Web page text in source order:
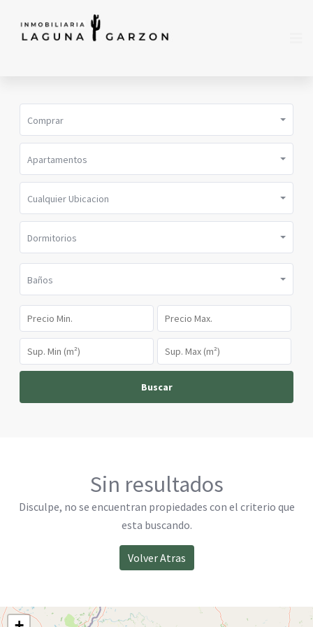
Comprar
Apartamentos
Cualquier Ubicacion
Dormitorios
Baños
Buscar
Sin resultados
Disculpe, no se encuentran propiedades con el criterio que
esta buscando.
Volver Atras